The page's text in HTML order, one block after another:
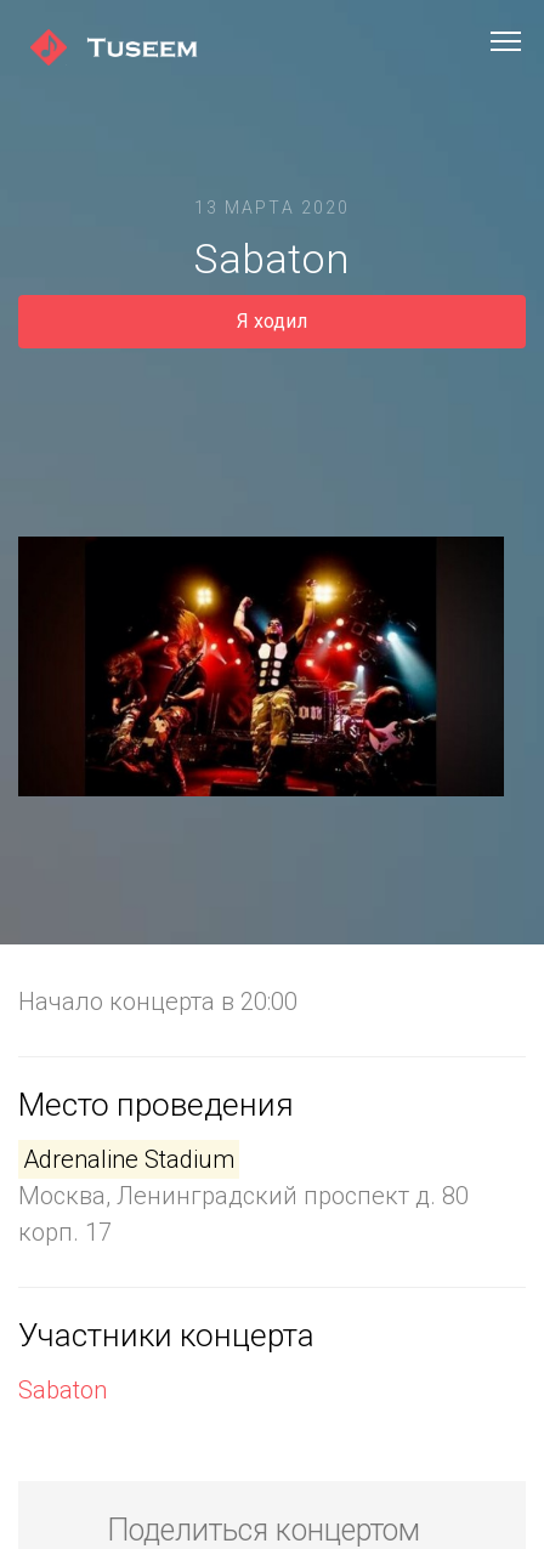
13 МАРТА 2020
Sabaton
Я ходил
Начало концерта в 20:00
Место проведения
Adrenaline Stadium
Москва, Ленинградский проспект д. 80
корп. 17
Участники концерта
Sabaton
Поделиться концертом